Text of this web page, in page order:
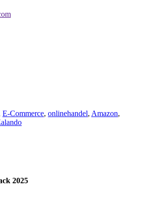
E-Commerce, onlinehandel, Amazon,
2025